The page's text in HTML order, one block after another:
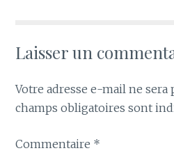
Laisser un
Votre adresse e-mail ne sera
champs obligatoires sont
Commentaire *